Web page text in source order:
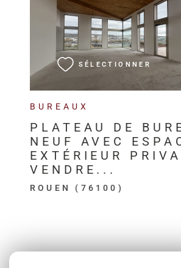
BUREAUX
PLATEAU DE
NEUF AVEC
EXTÉRIEUR
VENDRE...
ROUEN (76100)
SÉLECTIONNER
VOIR LE BIEN